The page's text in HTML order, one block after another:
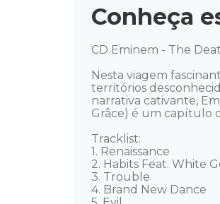
Conheça
CD Eminem - The
Nesta viagem
territórios
narrativa cativante,
Grâce) é um capítulo
Tracklist:
1. Renaissance
2. Habits Feat. White
3. Trouble
4. Brand New Dance